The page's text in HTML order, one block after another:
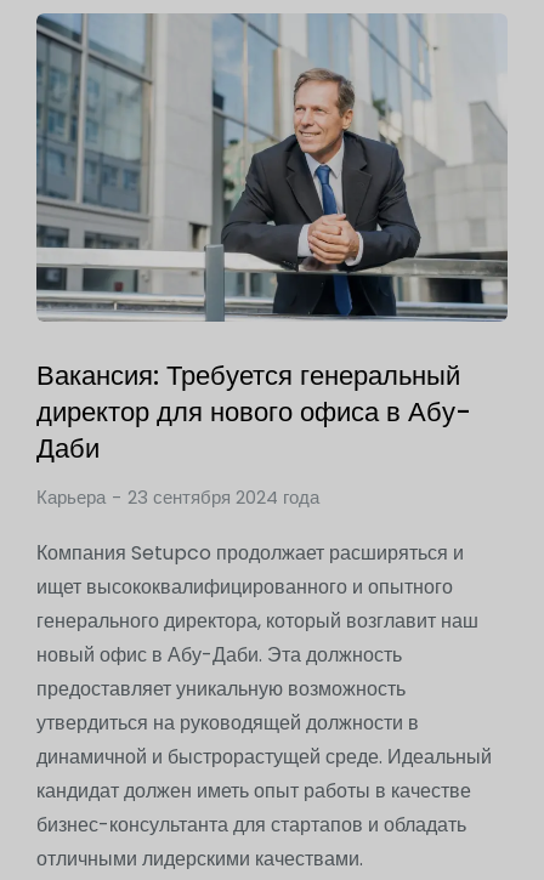
Вакансия: Требуется генеральный
директор для нового офиса в Абу-
Даби
Карьера 23 сентября 2024 года
Компания Setupco продолжает расширяться и
ищет высококвалифицированного и опытного
генерального директора, который возглавит наш
новый офис в Абу-Даби. Эта должность
предоставляет уникальную возможность
утвердиться на руководящей должности в
динамичной и быстрорастущей среде. Идеальный
кандидат должен иметь опыт работы в качестве
бизнес-консультанта для стартапов и обладать
отличными лидерскими качествами.